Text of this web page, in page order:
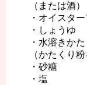
（または酒）
・オイスタ
・しょ
・水溶きか
（かたくり
・砂糖
・塩